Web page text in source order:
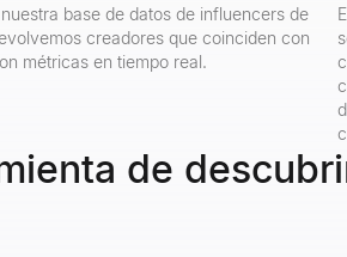
base de datos de influencers de
creadores que coinciden con
métricas en tiempo real.
de